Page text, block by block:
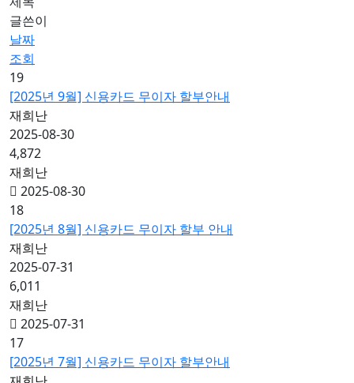
글쓴이
날짜
조회
19
[2025년 9월] 신용카드 무이자 할부안내
재희난
2025-08-30
4,872
재희난
2025-08-30
18
[2025년 8월] 신용카드 무이자 할부 안내
재희난
2025-07-31
6,011
재희난
2025-07-31
17
[2025년 7월] 신용카드 무이자 할부안내